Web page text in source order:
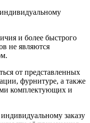
и более быстрого
не являются
от представленных
фурнитуре, а также
комплектующих и
заказу